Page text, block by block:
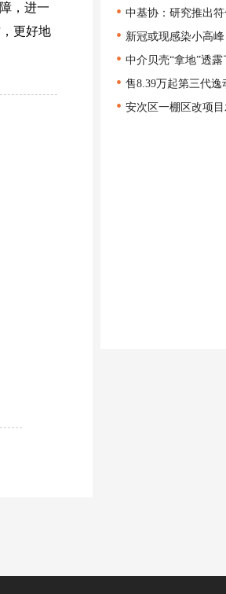
，进一
更好地
• 中基协：研究推出
• 新冠或现感染小高
• 中介贝壳“拿地”透露
• 售8.39万起第三代逸
• 安次区一棚区改项